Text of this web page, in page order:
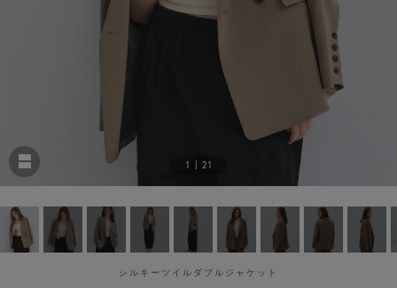
1 | 21
シルキーツイルダブルジャケット